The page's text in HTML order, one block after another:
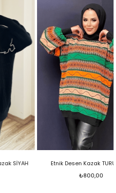
Etnik Desen Kazak TURUNCU